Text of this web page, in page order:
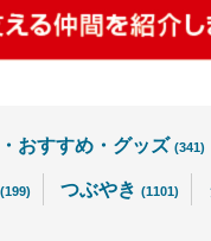
おすすめ・グッズ (341)
(199) つぶやき (1101)